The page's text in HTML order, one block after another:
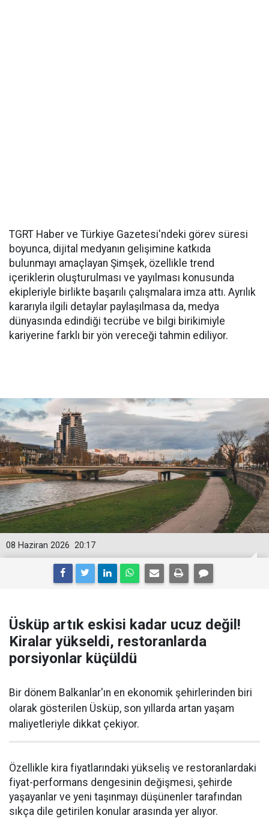
TGRT Haber ve Türkiye Gazetesi'ndeki görev süresi
boyunca, dijital medyanın gelişimine katkıda
bulunmayı amaçlayan Şimşek, özellikle trend
içeriklerin oluşturulması ve yayılması konusunda
ekipleriyle birlikte başarılı çalışmalara imza attı. Ayrılık
kararıyla ilgili detaylar paylaşılmasa da, medya
dünyasında edindiği tecrübe ve bilgi birikimiyle
kariyerine farklı bir yön vereceği tahmin ediliyor.
20:17
08 Haziran 2026
Üsküp artık eskisi kadar ucuz değil!
Kiralar yükseldi, restoranlarda
porsiyonlar küçüldü
Bir dönem Balkanlar'ın en ekonomik şehirlerinden biri
olarak gösterilen Üsküp, son yıllarda artan yaşam
maliyetleriyle dikkat çekiyor.
Özellikle kira fiyatlarındaki yükseliş ve restoranlardaki
fiyat-performans dengesinin değişmesi, şehirde
yaşayanlar ve yeni taşınmayı düşünenler tarafından
sıkça dile getirilen konular arasında yer alıyor.